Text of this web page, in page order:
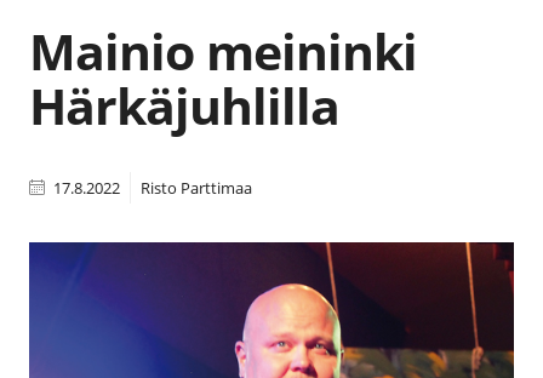
Mainio meininki
Härkäjuhlilla
17.8.2022 Risto Parttimaa